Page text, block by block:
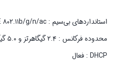
استانداردهای بی‌سیم : IEEE ۸۰۲.۱۱b/g/n/ac
محدوده فرکانس : ۲.۴ گیگاهرتز و ۵.۰ گیگاهرتز
DHCP : فعال